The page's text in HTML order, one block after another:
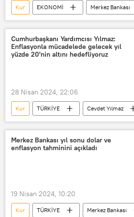
Kur EKONOMİ
Merkez Bankası
Rezerv
Rekor
Altın
Döviz
Dolar
TCMB
Türkiye Cumhuriyeti Merkez Bankası (TCMB)
Cumhurbaşkanı Yardımcısı Yılmaz:
Enflasyonla mücadelede gelecek yıl
yüzde 20'nin altını hedefliyoruz
28 Nisan 2024, 22:06
Kur TÜRKİYE
Cevdet Yılmaz
kamu
Tasarruf
tasarruf tedbirleri
Kur Korumalı Mevduat (KKM)
Irak
Merkez Bankası yıl sonu dolar ve
enflasyon tahminini açıkladı
19 Nisan 2024, 10:20
Kur TÜRKİYE
Merkez Bankası